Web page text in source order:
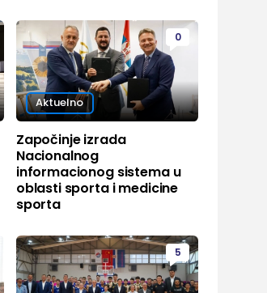
0
Aktuelno
Započinje izrada
Nacionalnog
informacionog sistema u
oblasti sporta i medicine
sporta
5